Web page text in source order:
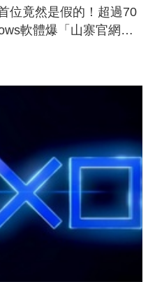
位竟然是假的！超過70
軟體爆「山寨官網」